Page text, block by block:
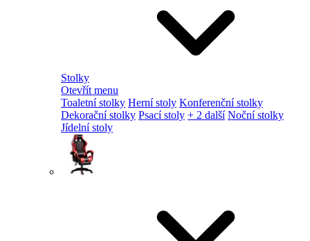
Stolky
Otevřít menu
Toaletní stolky Herní stoly Konferenční stolky
Dekorační stolky Psací stoly + 2 další Noční stolky
Jídelní stoly